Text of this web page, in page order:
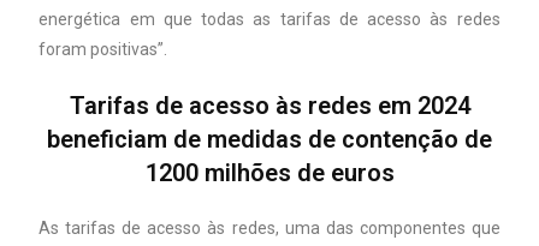
energética em que todas as tarifas de acesso às redes
foram positivas”.
Tarifas de acesso às redes em 2024
beneficiam de medidas de contenção de
1200 milhões de euros
As tarifas de acesso às redes, uma das componentes que